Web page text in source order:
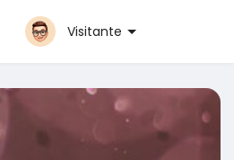
Visitante